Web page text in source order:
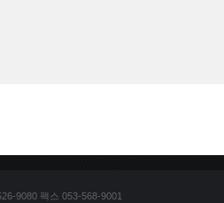
9080 팩스 053-568-9001